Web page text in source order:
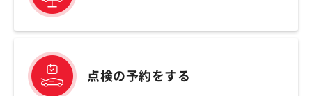
点検の予約をする